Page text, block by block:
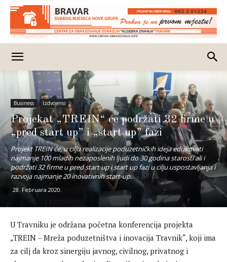
Business Izdvojeno
Projekat „TREIN“ će podržati 32 firme u
„pred start up” i „start up” fazi
Projekt TREIN će, u cilju realizacije poduzetničkih ideja edukovati
najmanje 100 mladih nezaposlenih ljudi do 30 godina starosti ali i
podržati 32 firme u pred start up i start up fazi u cilju uspostavljanja i
razvoja najmanje 20 inovativnih start-up.
28. Februara 2020.
U Travniku je održana početna konferencija projekta
„TREIN – Mreža poduzetništva i inovacija Travnik“, koji ima
za cilj da kroz sinergiju javnog, civilnog, privatnog i